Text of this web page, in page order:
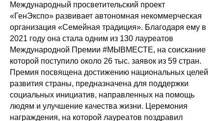
Международный просветительский проект
«ГенЭкспо» развивает автономная некоммерческая
организация «Семейная традиция». Благодаря ему в
2021 году она стала одним из 130 лауреатов
Международной Премии #МЫВМЕСТЕ, на соискание
которой поступило около 26 тыс. заявок из 59 стран.
Премия посвящена достижению национальных целей
развития страны, предназначена для поддержки
социальных инициатив, направленных на помощь
людям и улучшение качества жизни. Церемония
награждения, на которой лауреатов поздравил